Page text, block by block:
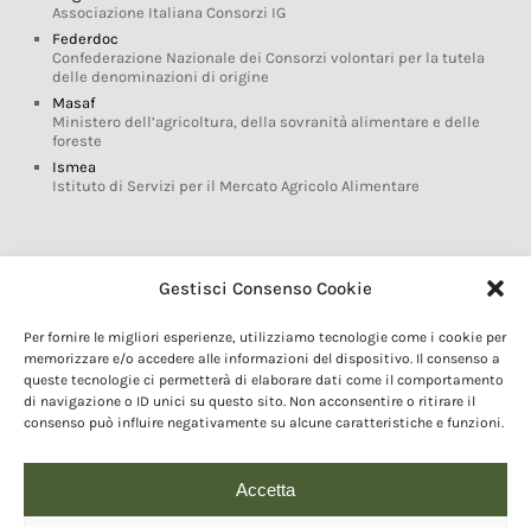
Gestisci Consenso Cookie
Per fornire le migliori esperienze, utilizziamo tecnologie come i cookie per
memorizzare e/o accedere alle informazioni del dispositivo. Il consenso a
queste tecnologie ci permetterà di elaborare dati come il comportamento
di navigazione o ID unici su questo sito. Non acconsentire o ritirare il
consenso può influire negativamente su alcune caratteristiche e funzioni.
Accetta
Associazione Italiana Consorzi IG
Federdoc
Confederazione Nazionale dei Consorzi volontari per la tutela
delle denominazioni di origine
Masaf
Ministero dell’agricoltura, della sovranità alimentare e delle
foreste
Ismea
Istituto di Servizi per il Mercato Agricolo Alimentare
Glossario DOP IGP
Marchi DOP IGP
Normativa prodotti DOP IGP
Consorzi di Tutela
Farm To Fork e prodotti DOP IGP